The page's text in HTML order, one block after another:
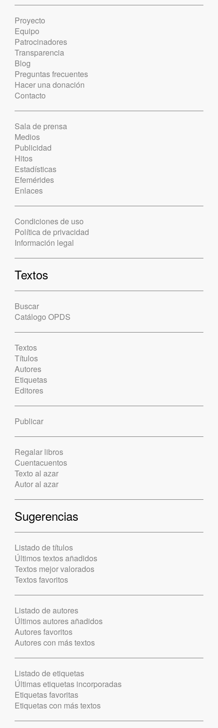
Proyecto
Equipo
Patrocinadores
Transparencia
Blog
Preguntas frecuentes
Hacer una donación
Contacto
Sala de prensa
Medios
Publicidad
Hitos
Estadísticas
Efemérides
Enlaces
Condiciones de uso
Política de privacidad
Información legal
Textos
Buscar
Catálogo OPDS
Textos
Títulos
Autores
Etiquetas
Editores
Publicar
Regalar libros
Cuentacuentos
Texto al azar
Autor al azar
Sugerencias
Listado de títulos
Últimos textos añadidos
Textos mejor valorados
Textos favoritos
Listado de autores
Últimos autores añadidos
Autores favoritos
Autores con más textos
Listado de etiquetas
Últimas etiquetas incorporadas
Etiquetas favoritas
Etiquetas con más textos